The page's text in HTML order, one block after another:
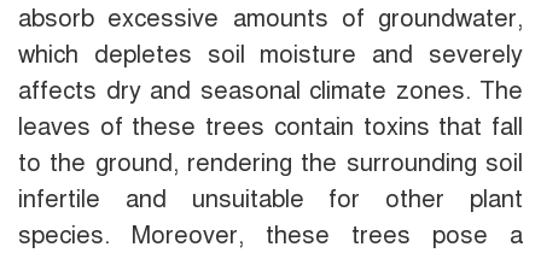
absorb excessive amounts of groundwater,
which depletes soil moisture and severely
affects dry and seasonal climate zones. The
leaves of these trees contain toxins that fall
to the ground, rendering the surrounding soil
infertile and unsuitable for other plant
species. Moreover, these trees pose a